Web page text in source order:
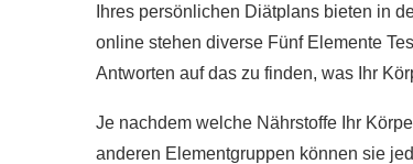
Ihres persönlichen Diätplans bieten in
online stehen diverse Fünf Elemente
Antworten auf das zu finden, was Ihr
Je nachdem welche Nährstoffe Ihr
anderen Elementgruppen können sie